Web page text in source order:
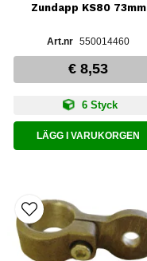
Zundapp KS80 73mm
550014460
€ 8,53
6 Styck
LÄGG I VARUKORGEN